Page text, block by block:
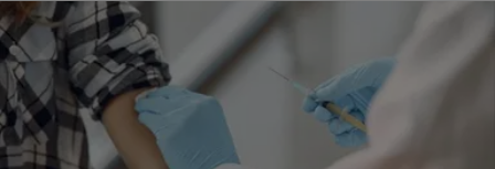
campagne denigratorie contro papa Francesco, creando agitazione e non
poca confusione. Voglio tranquillizzare le vostrre coscienze. Da militari e da
cittadini continuate a farvi guidare da un senso di grande responsabilità»